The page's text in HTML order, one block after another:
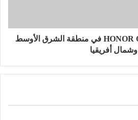
إطلاق لعبة HONOR OF KINGS في منطقة الشرق الأوسط
وشمال أفريقيا